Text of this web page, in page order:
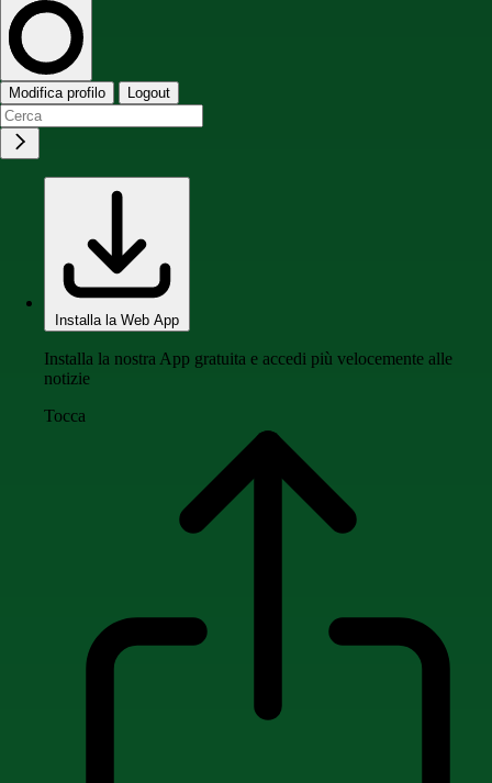
Modifica profilo Logout
Installa la Web App
Installa la nostra App gratuita e accedi più velocemente alle
notizie
Tocca